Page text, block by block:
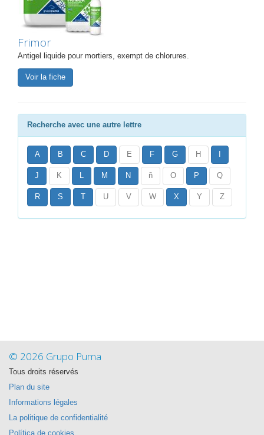
Frimor
Antigel liquide pour mortiers, exempt de chlorures.
Voir la fiche
Recherche avec une autre lettre
A B C D E F G H
J K L M N ñ O P Q
R S U V W X Y Z
© 2026 Grupo Puma
Tous droits réservés
Plan du site
Informations légales
La politique de confidentialité